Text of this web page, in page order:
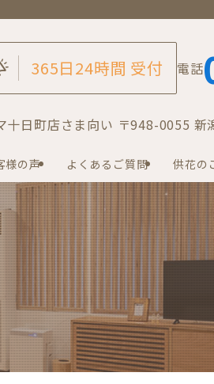
様の声 よくあるご質問 供花の
365日24時間 受付 電話
十日町店さま向い 〒948-0055 新